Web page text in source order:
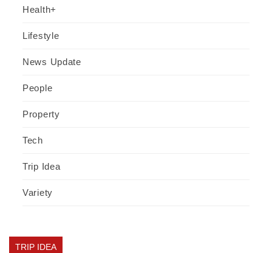
Health+
Lifestyle
News Update
People
Property
Tech
Trip Idea
Variety
TRIP IDEA